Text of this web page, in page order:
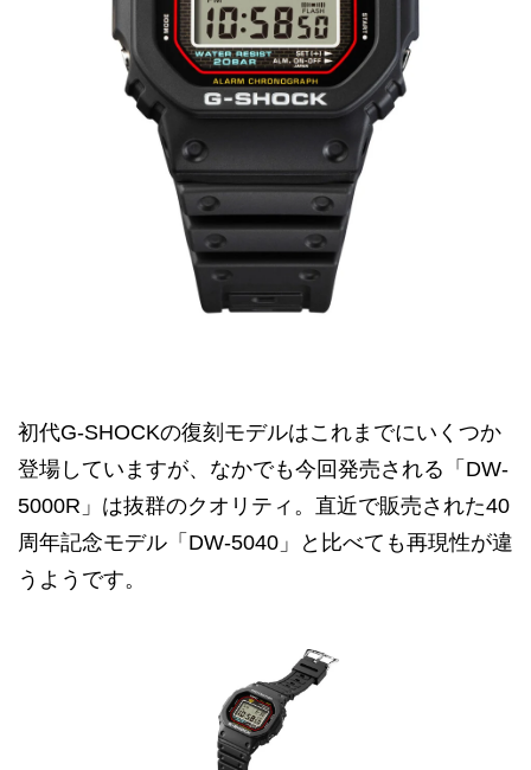
初代G-SHOCKの復刻モデルはこれまでにいくつか
登場していますが、なかでも今回発売される「DW-
5000R」は抜群のクオリティ。直近で販売された40
周年記念モデル「DW-5040」と比べても再現性が違
うようです。